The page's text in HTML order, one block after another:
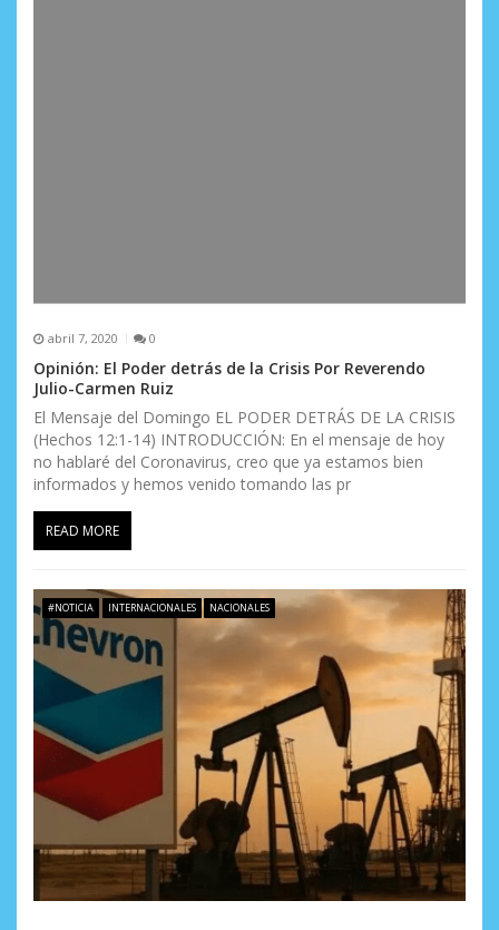
abril 7, 2020 0
Opinión: El Poder detrás de la Crisis Por Reverendo
Julio-Carmen Ruiz
El Mensaje del Domingo EL PODER DETRÁS DE LA CRISIS
(Hechos 12:1-14) INTRODUCCIÓN: En el mensaje de hoy
no hablaré del Coronavirus, creo que ya estamos bien
informados y hemos venido tomando las pr
READ MORE
#NOTICIA INTERNACIONALES NACIONALES